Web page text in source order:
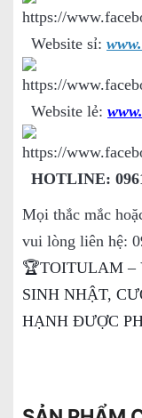
Website sỉ:
Website lẻ:
HOTLINE:
Mọi thắc mắc
vui lòng liên hệ:
🏆TOITULAM –
SINH NHẬT,
HẠNH ĐƯỢC